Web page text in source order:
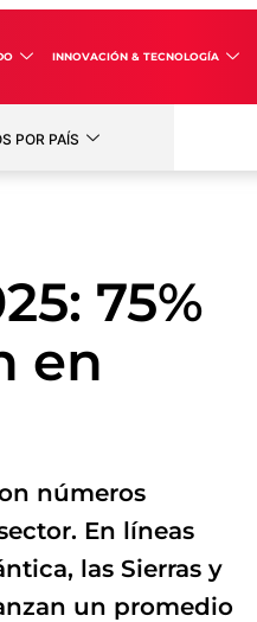
INNOVACIÓN & TECNOLOGÍA
POR PAÍS
75%
en
números
En líneas
las Sierras y
un promedio